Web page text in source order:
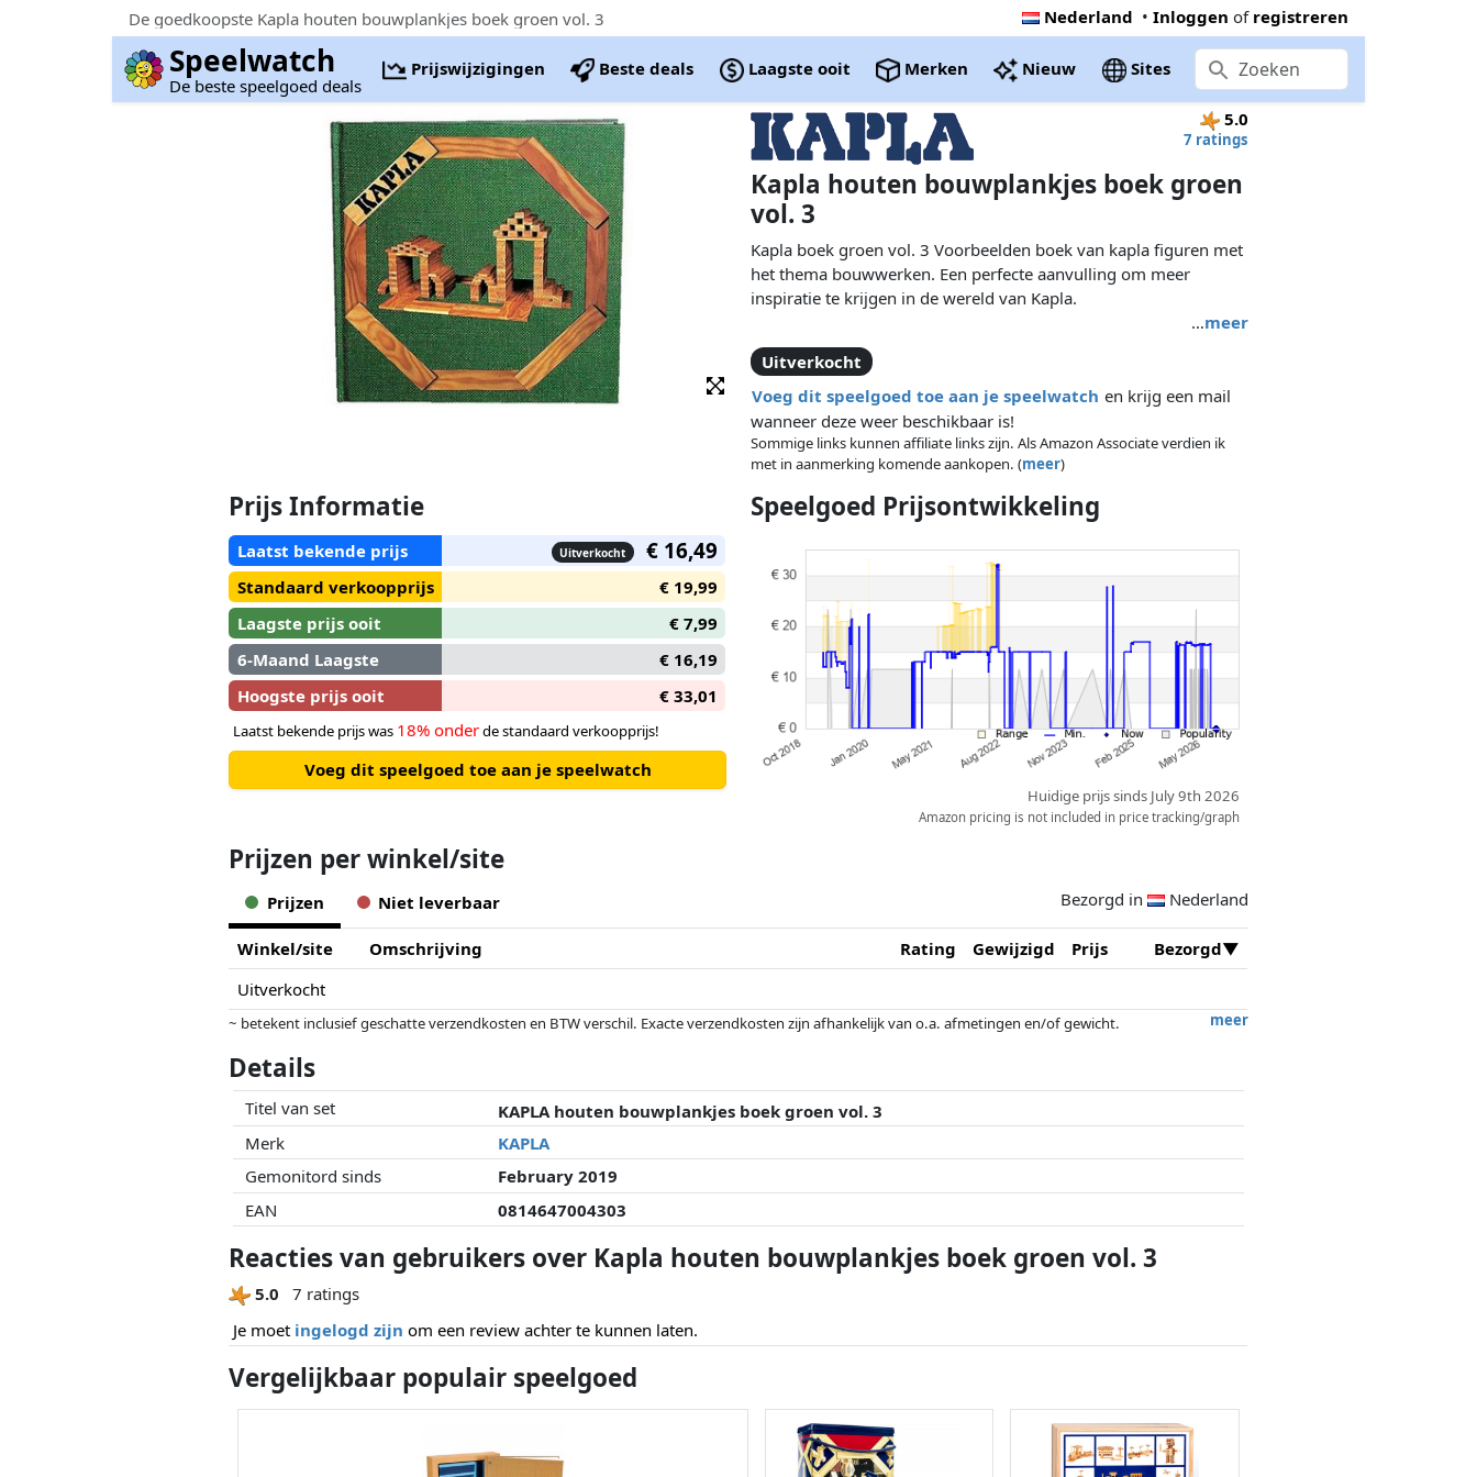
De goedkoopste Kapla houten bouwplankjes boek groen vol. 3 Nederland • Inloggen of registreren
Speelwatch
De beste speelgoed deals
Prijswijzigingen Beste deals Laagste ooit Merken Nieuw Sites
5.0
7 ratings
Kapla houten bouwplankjes boek groen
vol. 3
…meer
Kapla boek groen vol. 3 Voorbeelden boek van kapla figuren met
het thema bouwwerken. Een perfecte aanvulling om meer
inspiratie te krijgen in de wereld van Kapla.
Uitverkocht
Voeg dit speelgoed toe aan je speelwatch en krijg een mail
wanneer deze weer beschikbaar is!
Sommige links kunnen affiliate links zijn. Als Amazon Associate verdien ik
met in aanmerking komende aankopen. (meer)
Prijs Informatie
Laatst bekende prijs Uitverkocht € 16,49
Standaard verkoopprijs
€ 19,99
Laagste prijs ooit
€ 7,99
6-Maand Laagste
€ 16,19
Hoogste prijs ooit
€ 33,01
Laatst bekende prijs was 18% onderde standaard verkoopprijs!
Voeg dit speelgoed toe aan je speelwatch
Speelgoed Prijsontwikkeling
Huidige prijs sinds July 9th 2026
Amazon pricing is not included in price tracking/graph
Prijzen per winkel/site
Prijzen Niet leverbaar Bezorgd in Nederland
Winkel/site Omschrijving Rating Gewijzigd Prijs
Bezorgd
Uitverkocht
meer
~ betekent inclusief geschatte verzendkosten en BTW verschil. Exacte verzendkosten zijn afhankelijk van o.a. afmetingen en/of gewicht.
geen enkele invoed op. Alleen bij gelijke prijzen kunnen historische prestaties de volgorde beïnvloeden.
Details
Titel van set
KAPLA houten bouwplankjes boek groen vol. 3
Merk
KAPLA
Gemonitord sinds
February 2019
EAN
0814647004303
Reacties van gebruikers over Kapla houten bouwplankjes boek groen vol. 3
5.0
7 ratings
Je moet ingelogd zijn om een review achter te kunnen laten.
Vergelijkbaar populair speelgoed